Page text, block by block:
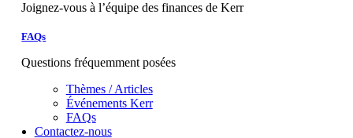
Joignez-vous à l’équipe des finances de Kerr
FAQs
Questions fréquemment posées
Thèmes / Articles
Événements Kerr
FAQs
Contactez-nous